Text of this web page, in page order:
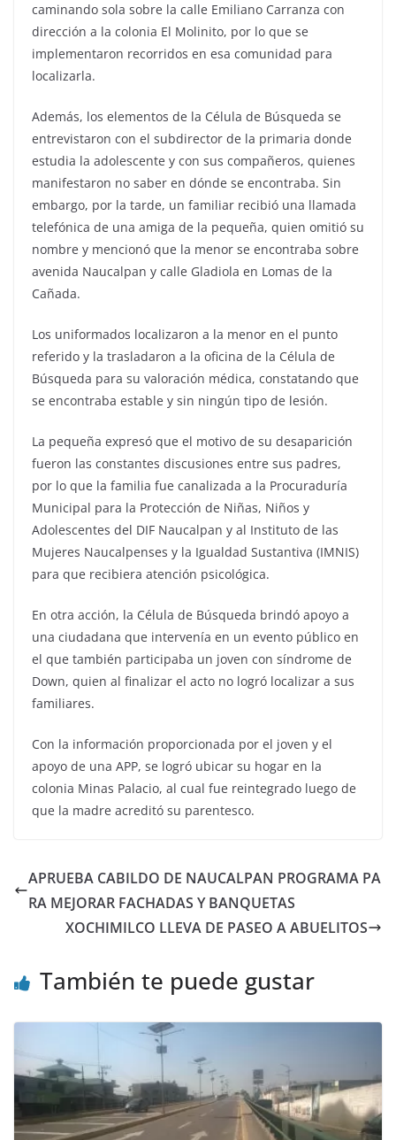
caminando sola sobre la calle Emiliano Carranza con
dirección a la colonia El Molinito, por lo que se
implementaron recorridos en esa comunidad para
localizarla.
Además, los elementos de la Célula de Búsqueda se
entrevistaron con el subdirector de la primaria donde
estudia la adolescente y con sus compañeros, quienes
manifestaron no saber en dónde se encontraba. Sin
embargo, por la tarde, un familiar recibió una llamada
telefónica de una amiga de la pequeña, quien omitió su
nombre y mencionó que la menor se encontraba sobre
avenida Naucalpan y calle Gladiola en Lomas de la
Cañada.
Los uniformados localizaron a la menor en el punto
referido y la trasladaron a la oficina de la Célula de
Búsqueda para su valoración médica, constatando que
se encontraba estable y sin ningún tipo de lesión.
La pequeña expresó que el motivo de su desaparición
fueron las constantes discusiones entre sus padres,
por lo que la familia fue canalizada a la Procuraduría
Municipal para la Protección de Niñas, Niños y
Adolescentes del DIF Naucalpan y al Instituto de las
Mujeres Naucalpenses y la Igualdad Sustantiva (IMNIS)
para que recibiera atención psicológica.
En otra acción, la Célula de Búsqueda brindó apoyo a
una ciudadana que intervenía en un evento público en
el que también participaba un joven con síndrome de
Down, quien al finalizar el acto no logró localizar a sus
familiares.
Con la información proporcionada por el joven y el
apoyo de una APP, se logró ubicar su hogar en la
colonia Minas Palacio, al cual fue reintegrado luego de
que la madre acreditó su parentesco.
APRUEBA CABILDO DE NAUCALPAN PROGRAMA PA
RA MEJORAR FACHADAS Y BANQUETAS
XOCHIMILCO LLEVA DE PASEO A ABUELITOS
También te puede gustar